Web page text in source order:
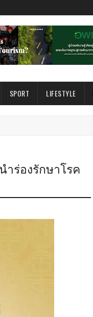
SPORT LIFESTYLE
ร่องรักษาโรค